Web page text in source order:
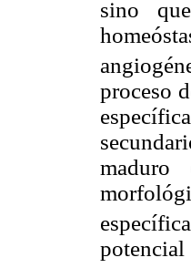
sino
proceso
maduro